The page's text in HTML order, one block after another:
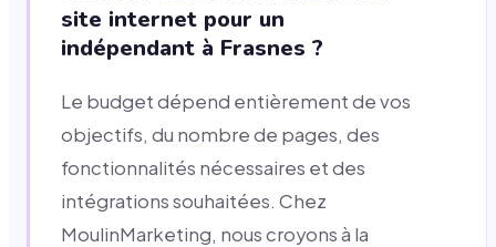
site internet pour un
indépendant à Frasnes ?
Le budget dépend entièrement de vos
objectifs, du nombre de pages, des
fonctionnalités nécessaires et des
intégrations souhaitées. Chez
MoulinMarketing, nous croyons à la